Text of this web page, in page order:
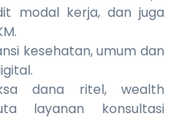
modal kerja, dan juga
kesehatan, umum dan
dana ritel, wealth
layanan konsultasi